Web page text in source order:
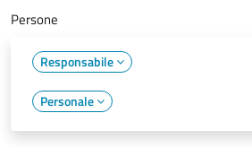
Persone
Responsabile
Personale